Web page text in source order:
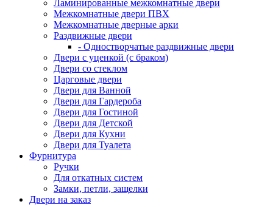
Ламинированные межкомнатные двери
Межкомнатные двери ПВХ
Межкомнатные дверные арки
Раздвижные двери
- Одностворчатые раздвижные двери
Двери с уценкой (с браком)
Двери со стеклом
Царговые двери
Двери для Ванной
Двери для Гардероба
Двери для Гостиной
Двери для Детской
Двери для Кухни
Двери для Туалета
Фурнитура
Ручки
Для откатных систем
Замки, петли, защелки
Двери на заказ